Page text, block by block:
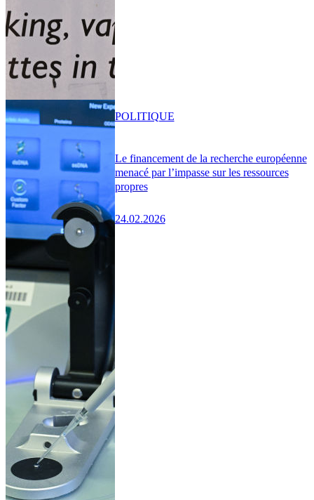
Le financement de la recherche européenne
menacé par l’impasse sur les ressources
propres
24.02.2026
POLITIQUE